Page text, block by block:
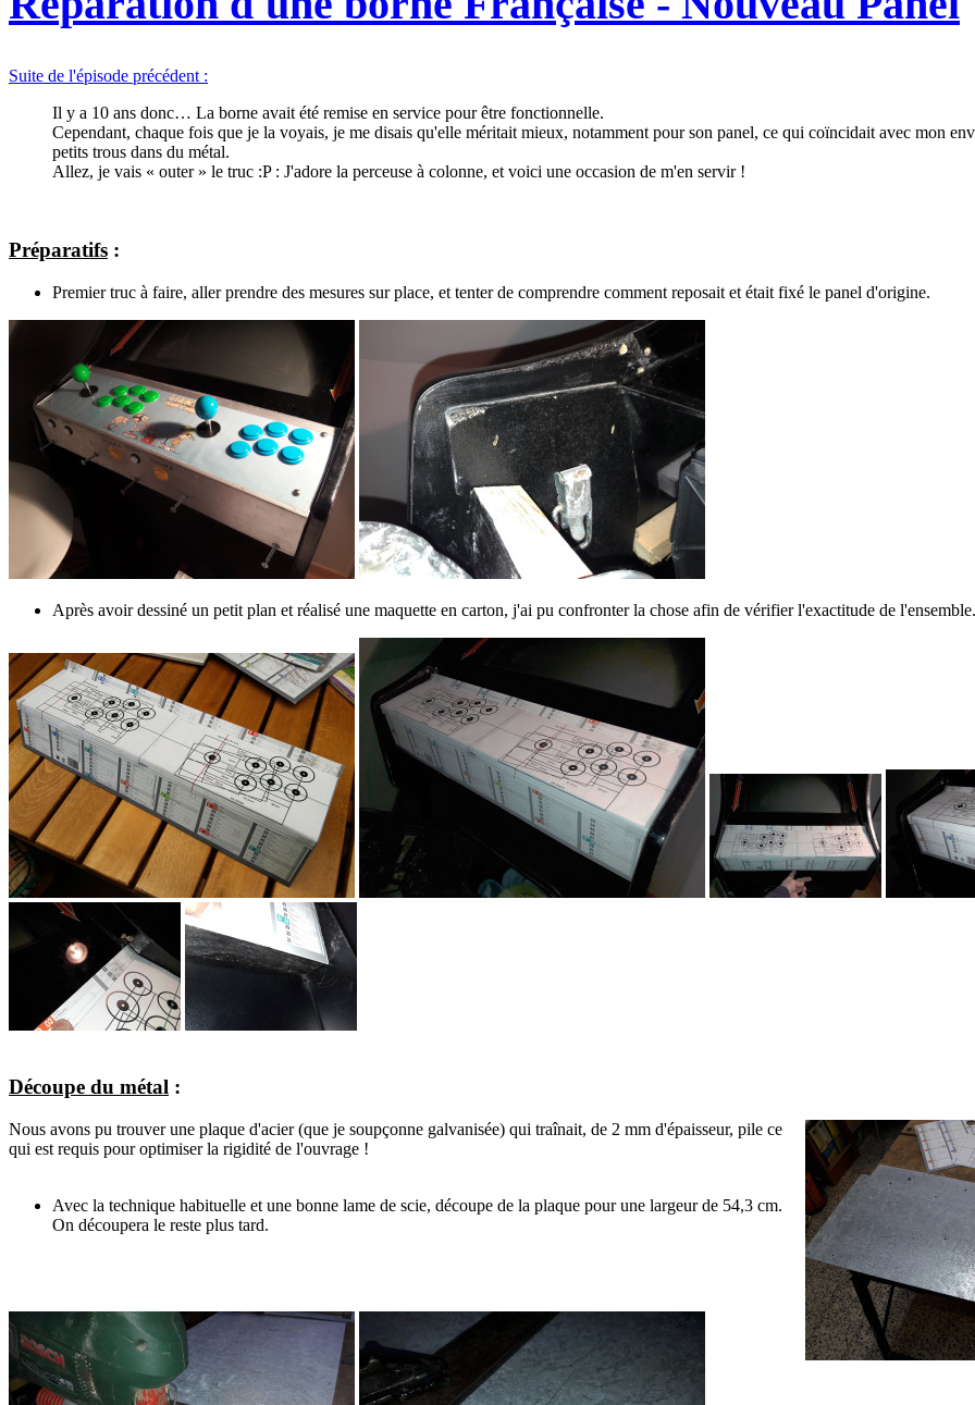
Suite de l'épisode précédent :
Il y a 10 ans donc… La borne avait été remise en service pour être fonctionnelle.
Cependant, chaque fois que je la voyais, je me disais qu'elle méritait mieux, notamment pour son panel, ce qui coïncidait avec mon
petits trous dans du métal.
Allez, je vais « outer » le truc :P : J'adore la perceuse à colonne, et voici une occasion de m'en servir !
Préparatifs :
Premier truc à faire, aller prendre des mesures sur place, et tenter de comprendre comment reposait et était fixé le panel d'origine.
Après avoir dessiné un petit plan et réalisé une maquette en carton, j'ai pu confronter la chose afin de vérifier l'exactitude de l'ensemble.
Découpe du métal :
Nous avons pu trouver une plaque d'acier (que je soupçonne galvanisée) qui traînait, de 2 mm d'épaisseur, pile ce
qui est requis pour optimiser la rigidité de l'ouvrage !
Avec la technique habituelle et une bonne lame de scie, découpe de la plaque pour une largeur de 54,3 cm.
On découpera le reste plus tard.